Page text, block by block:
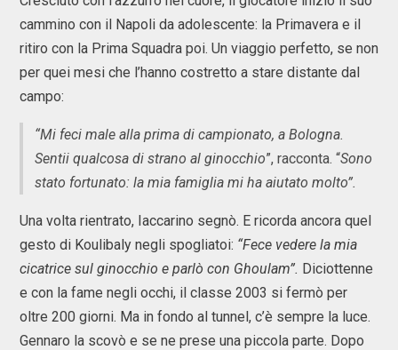
cammino con il Napoli da adolescente: la Primavera e il
ritiro con la Prima Squadra poi. Un viaggio perfetto, se non
per quei mesi che l’hanno costretto a stare distante dal
campo:
“Mi feci male alla prima di campionato, a Bologna.
Sentii qualcosa di strano al ginocchio”, racconta. “Sono
stato fortunato: la mia famiglia mi ha aiutato molto”.
Una volta rientrato, Iaccarino segnò. E ricorda ancora quel
gesto di Koulibaly negli spogliatoi: “Fece vedere la mia
cicatrice sul ginocchio e parlò con Ghoulam”. Diciottenne
e con la fame negli occhi, il classe 2003 si fermò per
oltre 200 giorni. Ma in fondo al tunnel, c’è sempre la luce.
Gennaro la scovò e se ne prese una piccola parte. Dopo